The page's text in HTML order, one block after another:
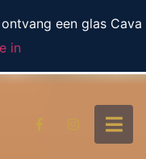
een glas Cava
in